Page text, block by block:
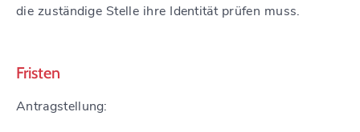
die zuständige Stelle ihre Identität prüfen muss.
Fristen
Antragstellung: